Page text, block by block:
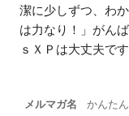
潔に少しずつ、わ
は力なり！」がん
ｓＸＰは大丈夫です
メルマガ名
かんた